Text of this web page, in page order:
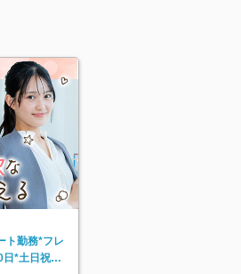
ト勤務*フレ
日*土日祝休